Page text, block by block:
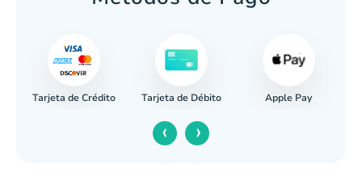
Tarjeta de Crédito Tarjeta de Débito Apple Pay
‹ ›